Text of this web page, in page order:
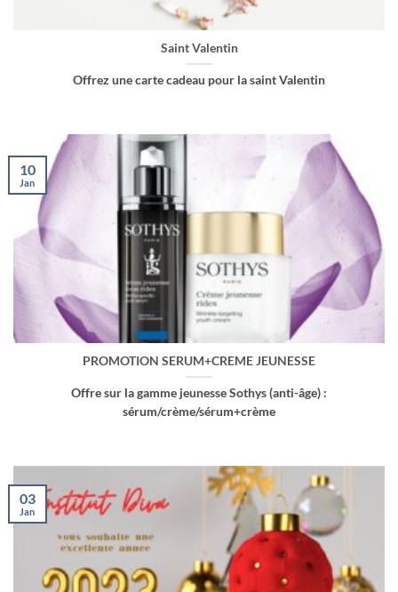
Saint Valentin
Offrez une carte cadeau pour la saint Valentin
PROMOTION SERUM+CREME JEUNESSE
Offre sur la gamme jeunesse Sothys (anti-âge) :
sérum/crème/sérum+crème
10
Jan
03
Jan